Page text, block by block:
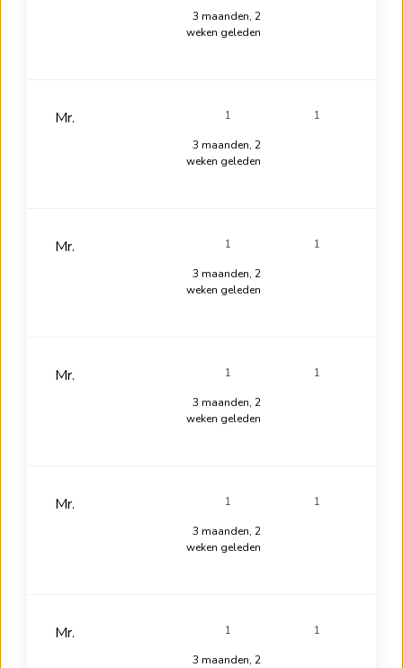
3 maanden, 2
weken geleden
Mr. 1 1
3 maanden, 2
weken geleden
Mr. 1 1
3 maanden, 2
weken geleden
Mr. 1 1
3 maanden, 2
weken geleden
Mr. 1 1
3 maanden, 2
weken geleden
Mr. 1 1
3 maanden, 2